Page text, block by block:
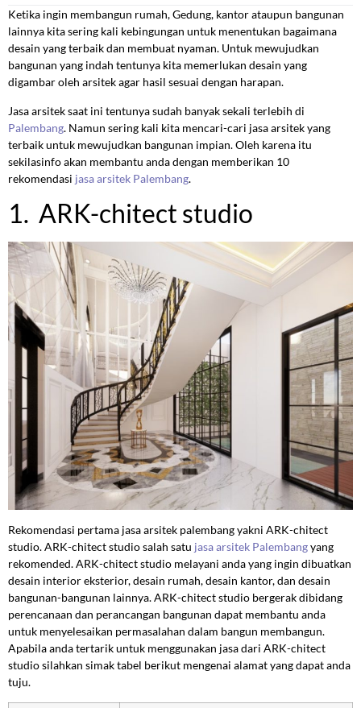
Ketika ingin membangun rumah, Gedung, kantor ataupun bangunan
lainnya kita sering kali kebingungan untuk menentukan bagaimana
desain yang terbaik dan membuat nyaman. Untuk mewujudkan
bangunan yang indah tentunya kita memerlukan desain yang
digambar oleh arsitek agar hasil sesuai dengan harapan.
Jasa arsitek saat ini tentunya sudah banyak sekali terlebih di
Palembang. Namun sering kali kita mencari-cari jasa arsitek yang
terbaik untuk mewujudkan bangunan impian. Oleh karena itu
sekilasinfo akan membantu anda dengan memberikan 10
rekomendasi jasa arsitek Palembang.
1. ARK-chitect studio
Rekomendasi pertama jasa arsitek palembang yakni ARK-chitect
studio. ARK-chitect studio salah satu jasa arsitek Palembangyang
rekomended. ARK-chitect studio melayani anda yang ingin dibuatkan
desain interior eksterior, desain rumah, desain kantor, dan desain
bangunan-bangunan lainnya. ARK-chitect studio bergerak dibidang
perencanaan dan perancangan bangunan dapat membantu anda
untuk menyelesaikan permasalahan dalam bangun membangun.
Apabila anda tertarik untuk menggunakan jasa dari ARK-chitect
studio silahkan simak tabel berikut mengenai alamat yang dapat anda
tuju.